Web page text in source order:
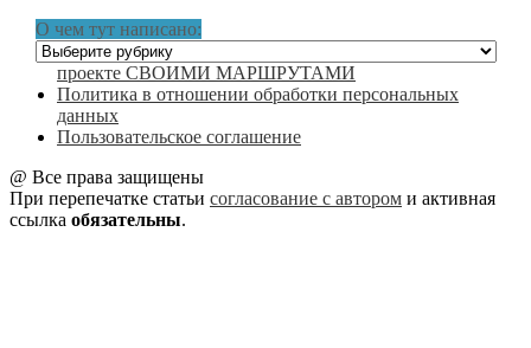
О чем тут написано:
О
чем
тут
написано:
проекте СВОИМИ МАРШРУТАМИ
Политика в отношении обработки персональных
данных
Пользовательское соглашение
@ Все права защищены
При перепечатке статьи согласование с автором и активная
ссылка обязательны.